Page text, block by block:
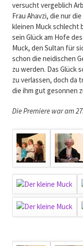
versucht vergeblich
Frau Ahavzi, die nur
kleinen Muck schlecht
sein Glück am Hofe
Muck, den Sultan für
schon die neidischen
zu werden. Das Glück
zu verlassen, doch da
die ihm gut gesonnen
Die Premiere war am